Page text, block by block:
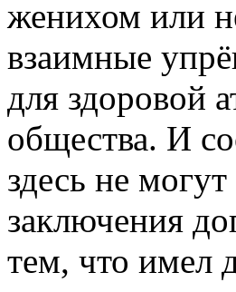
женихом или
взаимные
для здоровой
общества. И
здесь не
заключения
тем, что имел